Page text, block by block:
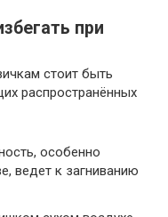
при
стоит быть
распространённых
особенно
ведет к загниванию